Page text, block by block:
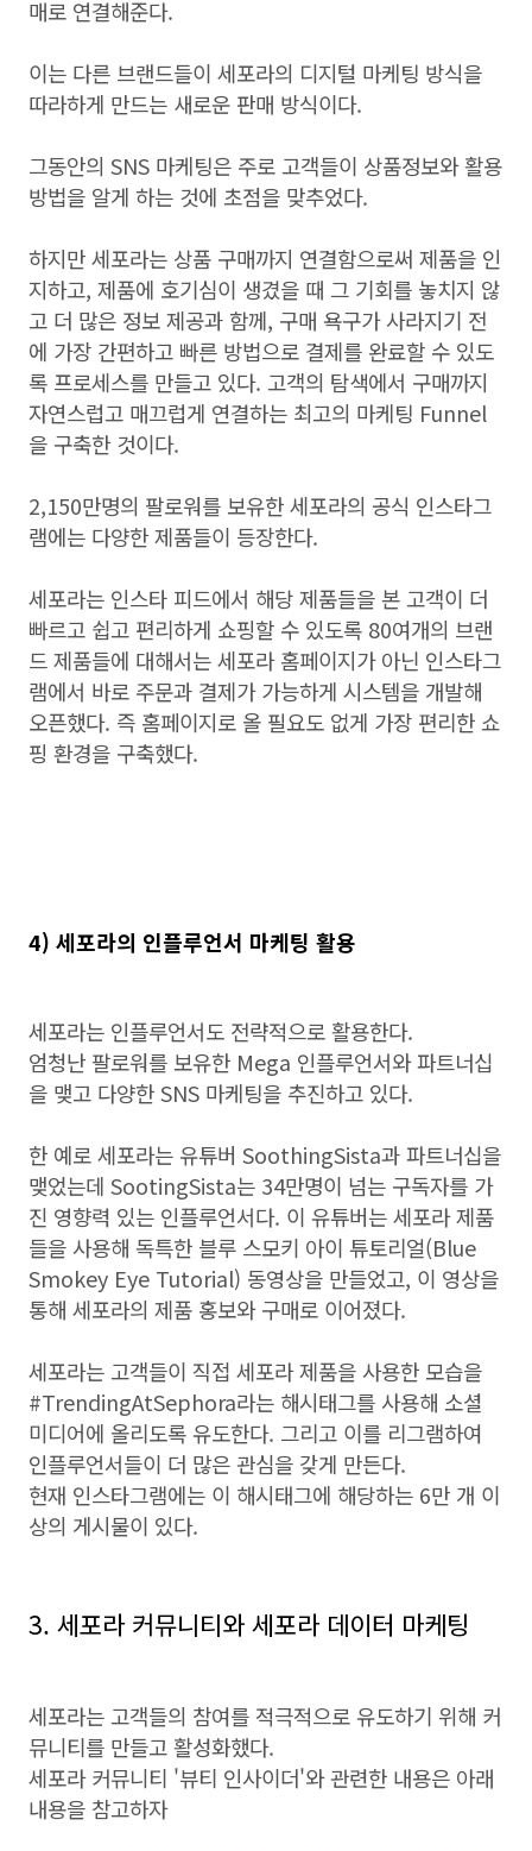
매로 연결해준다.
이는 다른 브랜드들이 세포라의 디지털 마케팅 방식을
따라하게 만드는 새로운 판매 방식이다.
그동안의 SNS 마케팅은 주로 고객들이 상품정보와 활용
방법을 알게 하는 것에 초점을 맞추었다.
하지만 세포라는 상품 구매까지 연결함으로써 제품을 인
지하고, 제품에 호기심이 생겼을 때 그 기회를 놓치지 않
고 더 많은 정보 제공과 함께, 구매 욕구가 사라지기 전
에 가장 간편하고 빠른 방법으로 결제를 완료할 수 있도
록 프로세스를 만들고 있다. 고객의 탐색에서 구매까지
자연스럽고 매끄럽게 연결하는 최고의 마케팅 Funnel
을 구축한 것이다.
2,150만명의 팔로워를 보유한 세포라의 공식 인스타그
램에는 다양한 제품들이 등장한다.
세포라는 인스타 피드에서 해당 제품들을 본 고객이 더
빠르고 쉽고 편리하게 쇼핑할 수 있도록 80여개의 브랜
드 제품들에 대해서는 세포라 홈페이지가 아닌 인스타그
램에서 바로 주문과 결제가 가능하게 시스템을 개발해
오픈했다. 즉 홈페이지로 올 필요도 없게 가장 편리한 쇼
핑 환경을 구축했다.
4) 세포라의 인플루언서 마케팅 활용
세포라는 인플루언서도 전략적으로 활용한다.
엄청난 팔로워를 보유한 Mega 인플루언서와 파트너십
을 맺고 다양한 SNS 마케팅을 추진하고 있다.
한 예로 세포라는 유튜버 SoothingSista과 파트너십을
맺었는데 SootingSista는 34만명이 넘는 구독자를 가
진 영향력 있는 인플루언서다. 이 유튜버는 세포라 제품
들을 사용해 독특한 블루 스모키 아이 튜토리얼(Blue
Smokey Eye Tutorial) 동영상을 만들었고, 이 영상을
통해 세포라의 제품 홍보와 구매로 이어졌다.
세포라는 고객들이 직접 세포라 제품을 사용한 모습을
#TrendingAtSephora라는 해시태그를 사용해 소셜
미디어에 올리도록 유도한다. 그리고 이를 리그램하여
인플루언서들이 더 많은 관심을 갖게 만든다.
현재 인스타그램에는 이 해시태그에 해당하는 6만 개 이
상의 게시물이 있다.
3. 세포라 커뮤니티와 세포라 데이터 마케팅
세포라는 고객들의 참여를 적극적으로 유도하기 위해 커
뮤니티를 만들고 활성화했다.
세포라 커뮤니티 '뷰티 인사이더'와 관련한 내용은 아래
내용을 참고하자